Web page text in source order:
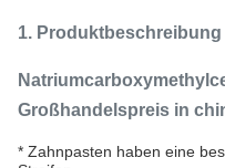
1. Produktbeschreibung
Großhandelspreis in
* Zahnpasten haben eine